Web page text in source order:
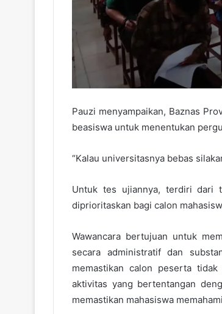
Pauzi menyampaikan, Baznas
beasiswa untuk menentukan
“Kalau universitasnya bebas
Untuk tes ujiannya, terdiri dari
diprioritaskan bagi calon
Wawancara bertujuan untuk
secara administratif dan
memastikan calon peserta
aktivitas yang bertentangan
memastikan mahasiswa